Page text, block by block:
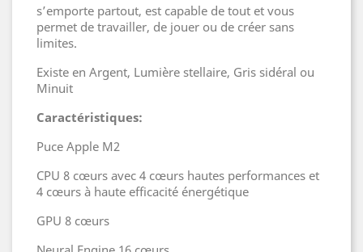
s’emporte partout, est capable de tout et vous
permet de travailler, de jouer ou de créer sans
limites.
Existe en Argent, Lumière stellaire, Gris sidéral ou
Minuit
Caractéristiques:
Puce Apple M2
CPU 8 cœurs avec 4 cœurs hautes performances et
4 cœurs à haute efficacité énergétique
GPU 8 cœurs